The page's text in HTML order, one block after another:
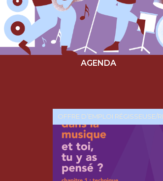
AGENDA
OFFRE D’EMPLOI RÉGISSEUSE/